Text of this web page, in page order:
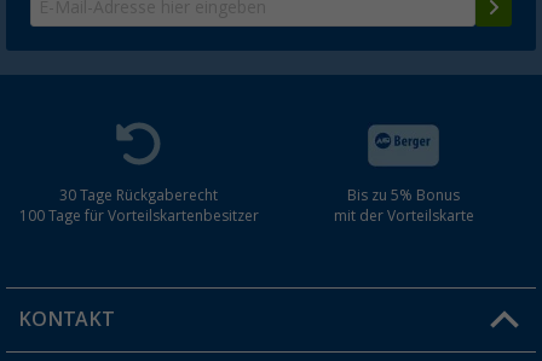
30 Tage Rückgaberecht
100 Tage für Vorteilskartenbesitzer
Bis zu 5% Bonus
mit der Vorteilskarte
KONTAKT